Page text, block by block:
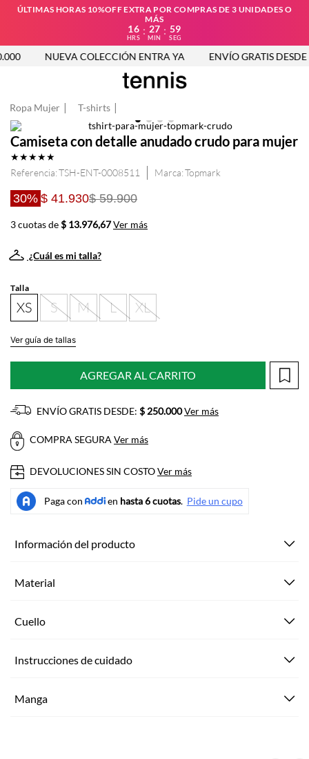
ÚLTIMAS HORAS 10%OFF EXTRA POR COMPRAS DE 3 UNIDADES O
MÁS
16
HRS
: 27
MIN
: 59
SEG
NUEVA COLECCIÓN ENTRA YA ENVÍO GRATIS DESDE
Ropa Mujer T-shirts
Camiseta con detalle anudado crudo para mujer
★★★★★
Referencia:TSH-ENT-0008511 Topmark
30% $ 41.930$ 59.900
3 cuotas de$ 13.976,67Ver más
¿Cuál es mi talla?
Talla
XS S M L XL
Ver guía de tallas
AGREGAR AL CARRITO
ENVÍO GRATIS DESDE: $ 250.000Ver más
COMPRA SEGURAVer más
DEVOLUCIONES SIN COSTOVer más
Información del producto
Material
Cuello
Instrucciones de cuidado
Manga